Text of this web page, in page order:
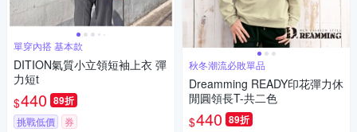
單穿內搭 基本款
DITION氣質小立領短袖上衣 彈
力短t
$440 89折
挑戰低價 券
秋冬潮流必敗單品
Dreamming READY印花彈力休
閒圓領長T-共二色
$440 89折